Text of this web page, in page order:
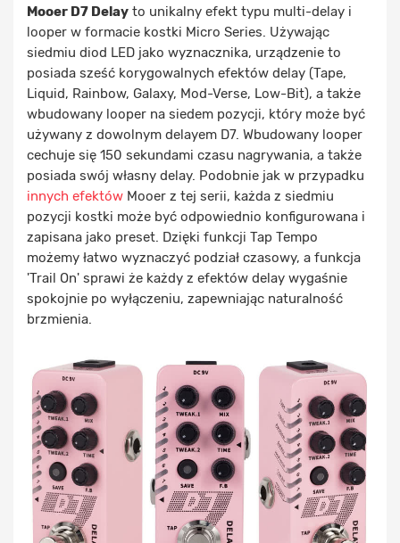
Mooer D7 Delay to unikalny efekt typu multi-delay i
looper w formacie kostki Micro Series. Używając
siedmiu diod LED jako wyznacznika, urządzenie to
posiada sześć korygowalnych efektów delay (Tape,
Liquid, Rainbow, Galaxy, Mod-Verse, Low-Bit), a także
wbudowany looper na siedem pozycji, który może być
używany z dowolnym delayem D7. Wbudowany looper
cechuje się 150 sekundami czasu nagrywania, a także
posiada swój własny delay. Podobnie jak w przypadku
innych efektów Mooer z tej serii, każda z siedmiu
pozycji kostki może być odpowiednio konfigurowana i
zapisana jako preset. Dzięki funkcji Tap Tempo
możemy łatwo wyznaczyć podział czasowy, a funkcja
'Trail On' sprawi że każdy z efektów delay wygaśnie
spokojnie po wyłączeniu, zapewniając naturalność
brzmienia.